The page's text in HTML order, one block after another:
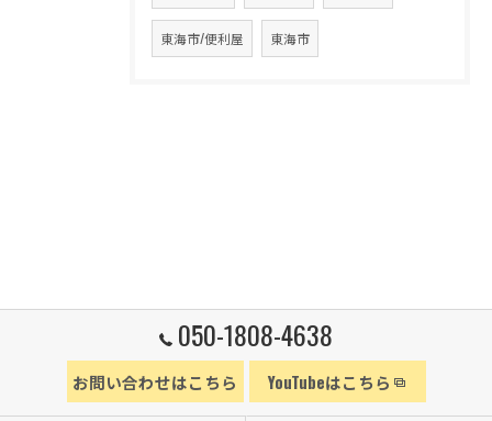
東海市/便利屋 東海市
050-1808-4638
お問い合わせはこちら YouTubeはこちら